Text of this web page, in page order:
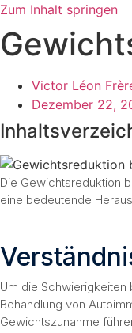
Zum Inhalt springen
Victor Léon
Dezember 22,
Die Gewichtsreduktion
eine bedeutende
Um die
Behandlung von
Gewichtszunahme